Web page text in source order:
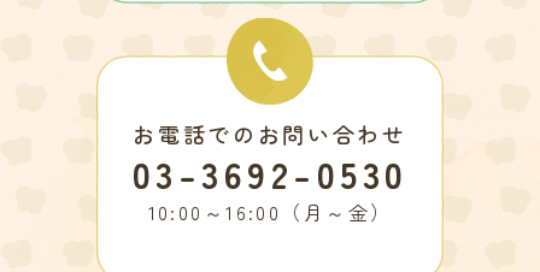
お電話でのお問い合わせ
03-3692-0530
10:00～16:00（月～金）